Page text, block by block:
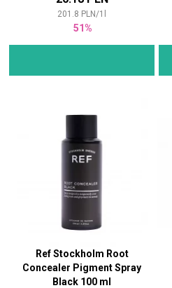
201.8 PLN/1
51%
Ref Stockholm Root
Concealer Pigment Spray
Black 100 ml